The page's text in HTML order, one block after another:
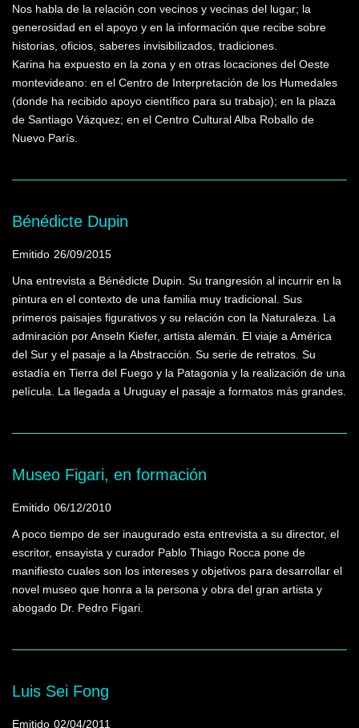
Nos habla de la relación con vecinos y vecinas del lugar; la
generosidad en el apoyo y en la información que recibe sobre
historias, oficios, saberes invisibilizados, tradiciones.
Karina ha expuesto en la zona y en otras locaciones del Oeste
montevideano: en el Centro de Interpretación de los Humedales
(donde ha recibido apoyo científico para su trabajo); en la plaza
de Santiago Vázquez; en el Centro Cultural Alba Roballo de
Nuevo París.
Bénédicte Dupin
Emitido 26/09/2015
Una entrevista a Bénédicte Dupin. Su trangresión al incurrir en la
pintura en el contexto de una familia muy tradicional. Sus
primeros paisajes figurativos y su relación con la Naturaleza. La
admiración por Anseln Kiefer, artista alemán. El viaje a América
del Sur y el pasaje a la Abstracción. Su serie de retratos. Su
estadía en Tierra del Fuego y la Patagonia y la realización de una
película. La llegada a Uruguay el pasaje a formatos más grandes.
Museo Figari, en formación
Emitido 06/12/2010
A poco tiempo de ser inaugurado esta entrevista a su director, el
escritor, ensayista y curador Pablo Thiago Rocca pone de
manifiesto cuales son los intereses y objetivos para desarrollar el
novel museo que honra a la persona y obra del gran artista y
abogado Dr. Pedro Figari.
Luis Sei Fong
Emitido 02/04/2011